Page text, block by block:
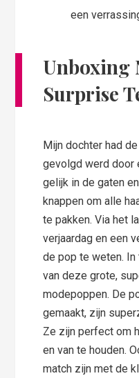
een
Unboxing
Surprise
Mijn dochter had
gevolgd werd door
gelijk in de gaten
knappen om alle
te pakken. Via het
verjaardag en een
de pop te weten.
van deze grote,
modepoppen. De
gemaakt, zijn
Ze zijn perfect om
en van te houden.
match zijn met de